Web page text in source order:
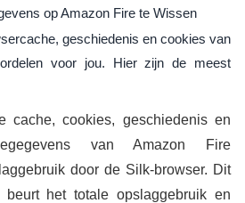
op Amazon Fire te Wissen
geschiedenis en cookies van
voor jou. Hier zijn de meest
cache, cookies, geschiedenis en
van Amazon Fire
door de Silk-browser. Dit
het totale opslaggebruik en